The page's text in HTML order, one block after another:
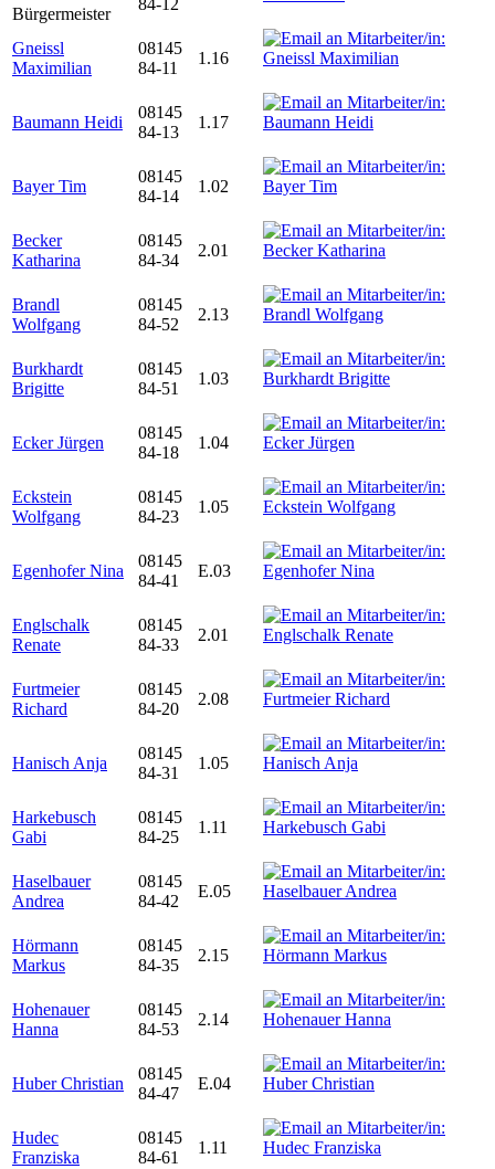
Bürgermeister
84-12
Gneissl
Maximilian
08145
84-11
1.16
Baumann Heidi
08145
84-13
1.17
Bayer Tim
08145
84-14
1.02
Becker
Katharina
08145
84-34
2.01
Brandl
Wolfgang
08145
84-52
2.13
Burkhardt
Brigitte
08145
84-51
1.03
Ecker Jürgen
08145
84-18
1.04
Eckstein
Wolfgang
08145
84-23
1.05
Egenhofer Nina
08145
84-41
E.03
Englschalk
Renate
08145
84-33
2.01
Furtmeier
Richard
08145
84-20
2.08
Hanisch Anja
08145
84-31
1.05
Harkebusch
Gabi
08145
84-25
1.11
Haselbauer
Andrea
08145
84-42
E.05
Hörmann
Markus
08145
84-35
2.15
Hohenauer
Hanna
08145
84-53
2.14
Huber Christian
08145
84-47
E.04
Hudec
Franziska
08145
84-61
1.11